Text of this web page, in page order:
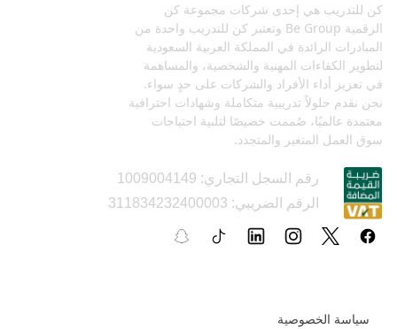
كن للتدريب هي إحدى شركات مجموعة كن
الرقمية Be Group وتعتبر كن للتدريب واحدة من
المبادرات الرائدة في المملكة العربية السعودية
لتطوير الكفاءات المهنية والشخصية، والمساهمة
في تعزيز أداء الأفراد والشركات على حدٍ سواء.
نحن نقدم حلولاً تدريبية متكاملة وشهادات احترافية
معتمدة عالميًا، صُممت خصيصًا لتلبية احتياجات
سوق العمل المتغير والمتجدد.
رقم السجل التجاري: 1009004149
الرقم الضريبي: 311834232400003
سياسة الخصوصية